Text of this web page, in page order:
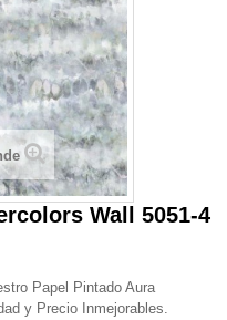
Wall 5051-4
Papel Pintado Aura
y Precio Inmejorables.